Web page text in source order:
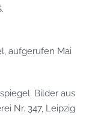
aufgerufen Mai
Bilder aus
Nr. 347, Leipzig